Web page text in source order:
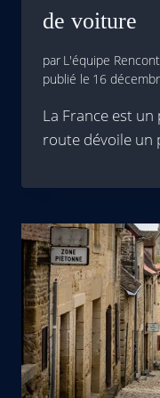
de voiture
par L'équipe
publié le 16
La France est un
route dévoile un